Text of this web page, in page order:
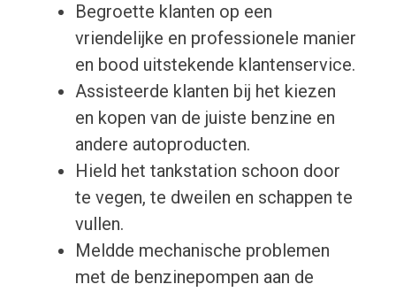
Begroette klanten op een
vriendelijke en professionele manier
en bood uitstekende klantenservice.
Assisteerde klanten bij het kiezen
en kopen van de juiste benzine en
andere autoproducten.
Hield het tankstation schoon door
te vegen, te dweilen en schappen te
vullen.
Meldde mechanische problemen
met de benzinepompen aan de